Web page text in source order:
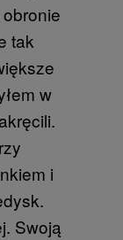
tak
w
i
Swoją